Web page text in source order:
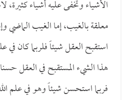
الأشياء وتخفى عليه أشياء كثيرة،
معلقة بالغيب، إما الغيب الماضي
استقبح العقل شيئاً فلربما كان في
هذا الشيء المستقبح في العقل
فربما استحسن شيئاً وهو في علم